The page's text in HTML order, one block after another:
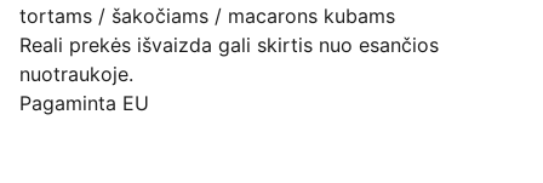
tortams / šakočiams / macarons kubams
Reali prekės išvaizda gali skirtis nuo esančios
nuotraukoje.
Pagaminta EU